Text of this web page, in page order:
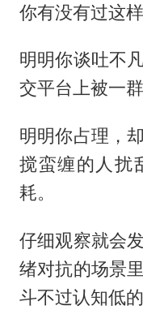
你有没有过这
明明你谈吐不
交平台上被一
明明你占理，
搅蛮缠的人扰
耗。
仔细观察就会
绪对抗的场景
斗不过认知低的